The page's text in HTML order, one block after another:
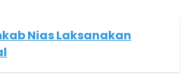
Nias Laksanakan